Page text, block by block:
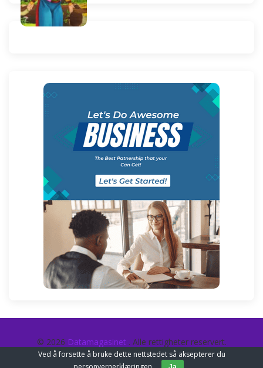
© 2026 Datamagasinet . Alle rettigheter reservert.
Ved å forsette å bruke dette nettstedet så aksepterer du